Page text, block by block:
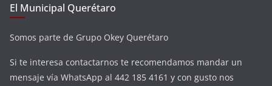
El Municipal Querétaro
Somos parte de Grupo Okey Querétaro
Si te interesa contactarnos te recomendamos mandar un
mensaje vía WhatsApp al 442 185 4161 y con gusto nos